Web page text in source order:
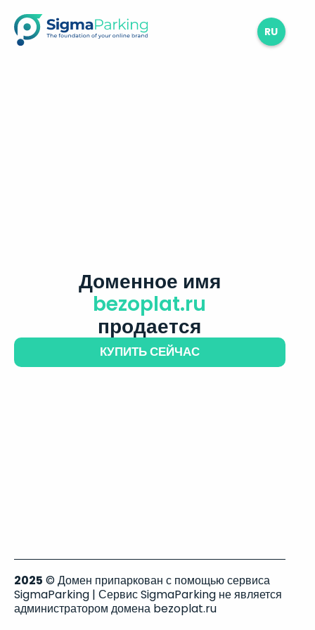
RU
Доменное имя
bezoplat.ru
продается
КУПИТЬ СЕЙЧАС
2025 © Домен припаркован с помощью сервиса
SigmaParking | Сервис SigmaParking не является
администратором домена bezoplat.ru